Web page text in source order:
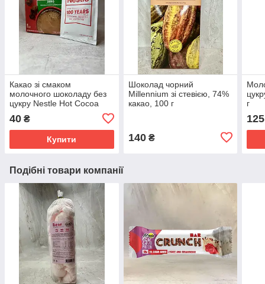
Какао зі смаком
молочного шоколаду без
цукру Nestle Hot Cocoa
40 ₴
Купити
Шоколад чорний
Millennium зі стевією, 74%
какао, 100 г
140₴
г
125
Подібні товари компанії